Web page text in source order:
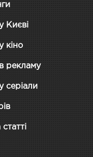
Києві
кіно
рекламу
серіали